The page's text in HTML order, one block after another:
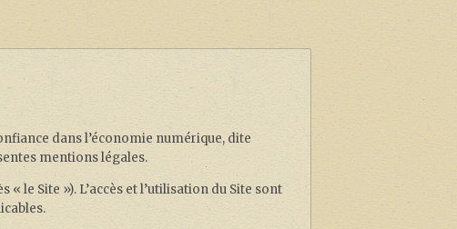
dans l’économie numérique, dite
mentions légales.
le Site »). L’accès et l’utilisation du Site sont